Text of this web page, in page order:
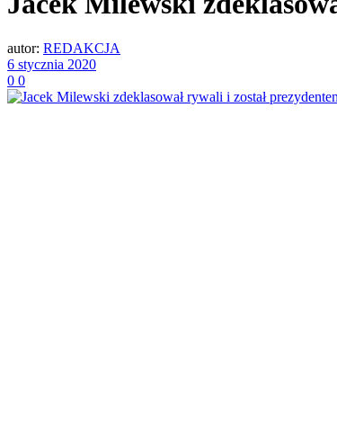
autor: REDAKCJA
6 stycznia 2020
0 0